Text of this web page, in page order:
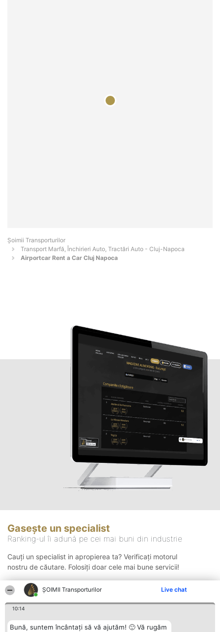
ȘOIMII Transporturilor Live chat
10:14
Bună, suntem încântați să vă ajutăm! 🙂 Vă rugăm
Șoimii Transporturilor
Transport Marfă, Închirieri Auto, Tractări Auto - Cluj-Napoca
Airportcar Rent a Car Cluj Napoca
Gasește un specialist
Ranking-ul îi adună pe cei mai buni din industrie
Cauți un specialist in apropierea ta? Verificați motorul
nostru de căutare. Folosiți doar cele mai bune servicii!